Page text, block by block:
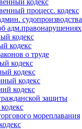
кодекс
процесс. кодекс
судопроизводства
адм.правонарушениях
кодекс
кодекс
о труде
кодекс
кодекс
кодекс
кодекс
защиты
мореплавания